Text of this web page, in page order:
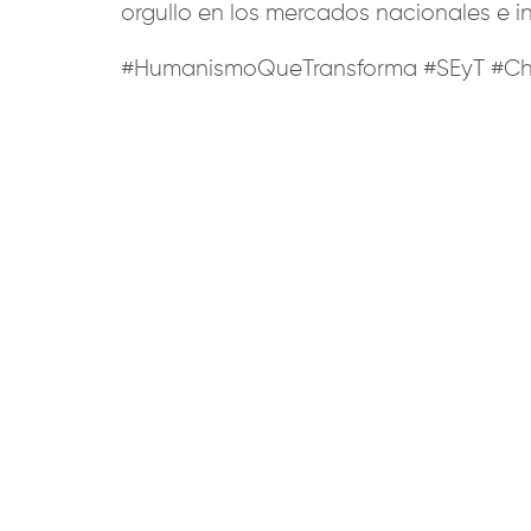
orgullo en los mercados nacionales e
#HumanismoQueTransforma #SEyT